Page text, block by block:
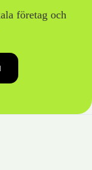
företag och